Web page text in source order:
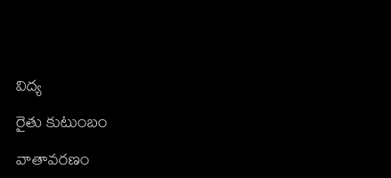
విద్య
రైతు కుటుంబం
వాతావరణం